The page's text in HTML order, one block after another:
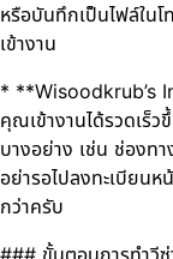
หรือบันทึกเป็นไฟล์ใน
เข้างาน
* **Wisoodkrub’s
คุณเข้างานได้รวดเร็
บางอย่าง เช่น ช่องท
อย่ารอไปลงทะเบียนห
กว่าครับ
### ขั้นตอนการทำวี